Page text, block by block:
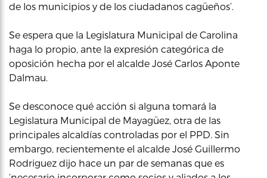
de los municipios y de los ciudadanos cagüeños’.
Se espera que la Legislatura Municipal de Carolina
haga lo propio, ante la expresión categórica de
oposición hecha por el alcalde José Carlos Aponte
Dalmau.
Se desconoce qué acción si alguna tomará la
Legislatura Municipal de Mayagüez, otra de las
principales alcaldías controladas por el PPD. Sin
embargo, recientemente el alcalde José Guillermo
Rodriguez dijo hace un par de semanas que es